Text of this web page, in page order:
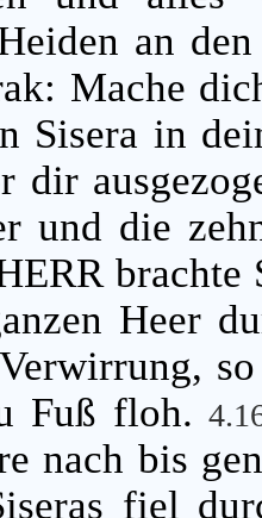
an
Mache
Sisera in
dir
und die
brachte
Heer
Fuß floh.
nach bis
fiel